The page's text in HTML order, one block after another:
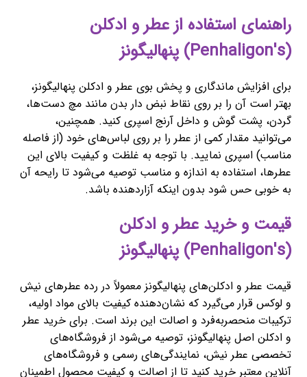
راهنمای استفاده از عطر و ادکلن
(Penhaligon's) پنهالیگونز
برای افزایش ماندگاری و پخش بوی عطر و ادکلن پنهالیگونز،
بهتر است آن را بر روی نقاط نبض دار بدن مانند مچ دست‌ها،
گردن، پشت گوش و داخل آرنج اسپری کنید. همچنین،
می‌توانید مقدار کمی از عطر را بر روی لباس‌های خود (از فاصله
مناسب) اسپری نمایید. با توجه به غلظت و کیفیت بالای این
عطرها، استفاده به اندازه و مناسب توصیه می‌شود تا رایحه آن
به خوبی حس شود بدون اینکه آزاردهنده باشد.
قیمت و خرید عطر و ادکلن
(Penhaligon's) پنهالیگونز
قیمت عطر و ادکلن‌های پنهالیگونز معمولاً در رده عطرهای نیش
و لوکس قرار می‌گیرد که نشان‌دهنده کیفیت بالای مواد اولیه،
ترکیبات منحصربه‌فرد و اصالت این برند است. برای خرید عطر
و ادکلن اصل پنهالیگونز، توصیه می‌شود از فروشگاه‌های
تخصصی عطر نیش، نمایندگی‌های رسمی و فروشگاه‌های
آنلاین معتبر خرید کنید تا از اصالت و کیفیت محصول اطمینان